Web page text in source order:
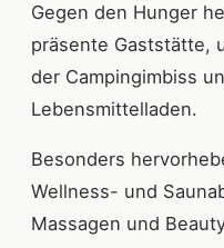
Gegen den Hunger
präsente Gaststätte,
der Campingimbiss
Lebensmittelladen.
Besonders
Wellness- und
Massagen und